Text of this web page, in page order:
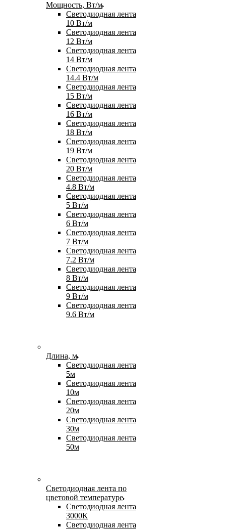
Мощность, Вт/м
Светодиодная лента
10 Вт/м
Светодиодная лента
12 Вт/м
Светодиодная лента
14 Вт/м
Светодиодная лента
14.4 Вт/м
Светодиодная лента
15 Вт/м
Светодиодная лента
16 Вт/м
Светодиодная лента
18 Вт/м
Светодиодная лента
19 Вт/м
Светодиодная лента
20 Вт/м
Светодиодная лента
4.8 Вт/м
Светодиодная лента
5 Вт/м
Светодиодная лента
6 Вт/м
Светодиодная лента
7 Вт/м
Светодиодная лента
7.2 Вт/м
Светодиодная лента
8 Вт/м
Светодиодная лента
9 Вт/м
Светодиодная лента
9.6 Вт/м
Длина, м
Светодиодная лента
5м
Светодиодная лента
10м
Светодиодная лента
20м
Светодиодная лента
30м
Светодиодная лента
50м
Светодиодная лента по
цветовой температуре
Светодиодная лента
3000К
Светодиодная лента